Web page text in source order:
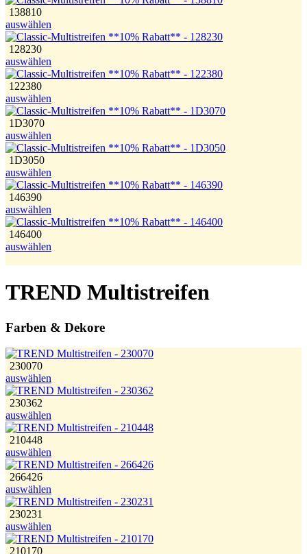
138810
auswählen
128230
auswählen
122380
auswählen
1D3070
auswählen
1D3050
auswählen
146390
auswählen
146400
auswählen
TREND Multistreifen
Farben & Dekore
230070
auswählen
230362
auswählen
210448
auswählen
266426
auswählen
230231
auswählen
210170